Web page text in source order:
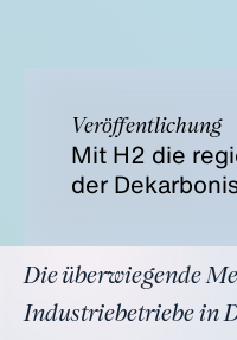
Veröffentlichung
Mit H2 die
der
Die überwiegende
Industriebetriebe in